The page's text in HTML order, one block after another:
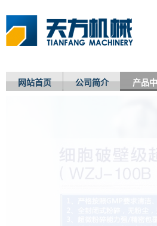
网站首页 公司简介 产品